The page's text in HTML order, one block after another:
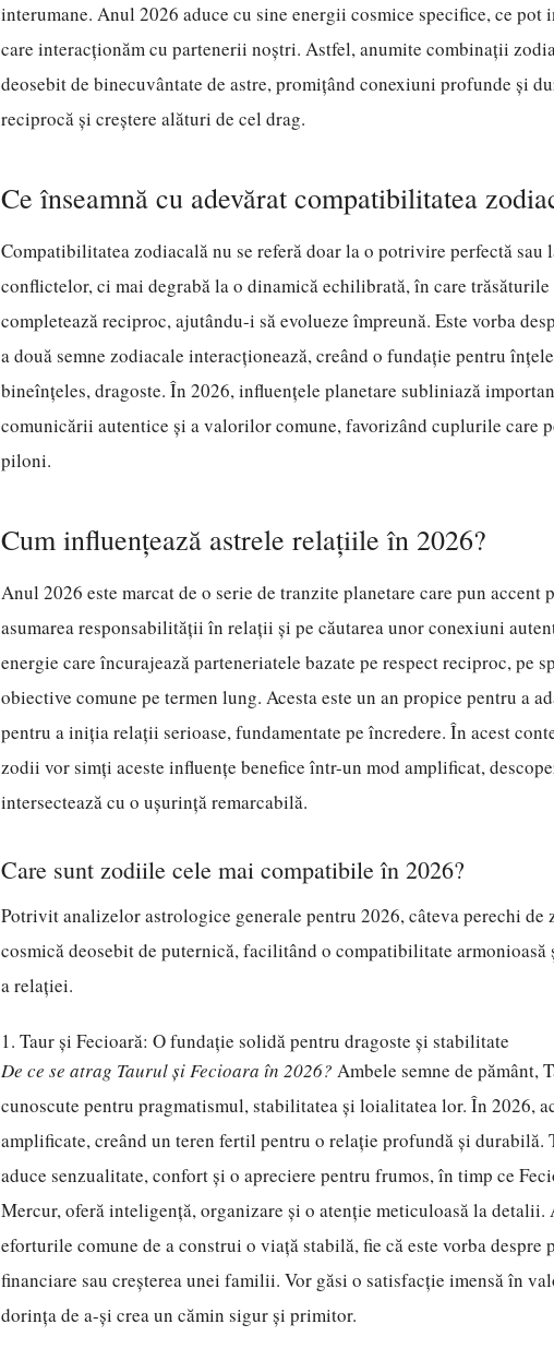
interumane. Anul 2026 aduce cu sine energii cosmice specifice, ce pot
care interacționăm cu partenerii noștri. Astfel, anumite combinații
deosebit de binecuvântate de astre, promițând conexiuni profunde și
reciprocă și creștere alături de cel drag.
Ce înseamnă cu adevărat compatibilitatea
Compatibilitatea zodiacală nu se referă doar la o potrivire perfectă sau
conflictelor, ci mai degrabă la o dinamică echilibrată, în care trăsăturile
completează reciproc, ajutându-i să evolueze împreună. Este vorba
a două semne zodiacale interacționează, creând o fundație pentru
bineînțeles, dragoste. În 2026, influențele planetare subliniază
comunicării autentice și a valorilor comune, favorizând cuplurile care
piloni.
Cum influențează astrele relațiile în 2026?
Anul 2026 este marcat de o serie de tranzite planetare care pun accent
asumarea responsabilității în relații și pe căutarea unor conexiuni
energie care încurajează parteneriatele bazate pe respect reciproc, pe
obiective comune pe termen lung. Acesta este un an propice pentru a
pentru a iniția relații serioase, fundamentate pe încredere. În acest
zodii vor simți aceste influențe benefice într-un mod amplificat,
intersectează cu o ușurință remarcabilă.
Care sunt zodiile cele mai compatibile în 2026?
Potrivit analizelor astrologice generale pentru 2026, câteva perechi
cosmică deosebit de puternică, facilitând o compatibilitate armonioasă
a relației.
1. Taur și Fecioară: O fundație solidă pentru dragoste și stabilitate
De ce se atrag Taurul și Fecioara în 2026? Ambele semne de pământ,
cunoscute pentru pragmatismul, stabilitatea și loialitatea lor. În 2026,
amplificate, creând un teren fertil pentru o relație profundă și durabilă.
aduce senzualitate, confort și o apreciere pentru frumos, în timp ce
Mercur, oferă inteligență, organizare și o atenție meticuloasă la
eforturile comune de a construi o viață stabilă, fie că este vorba despre
financiare sau creșterea unei familii. Vor găsi o satisfacție imensă în
dorința de a-și crea un cămin sigur și primitor.